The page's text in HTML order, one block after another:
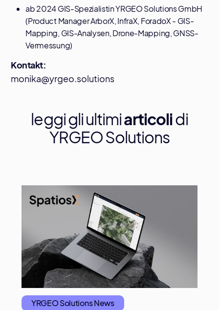
ab 2024 GIS-Spezialistin YRGEO Solutions GmbH
(Product Manager ArborX, InfraX, ForadoX - GIS-
Mapping, GIS-Analysen, Drone-Mapping, GNSS-
Vermessung)
Kontakt:
monika@yrgeo.solutions
leggi gli ultimiarticolidi
YRGEO Solutions
YRGEO Solutions News